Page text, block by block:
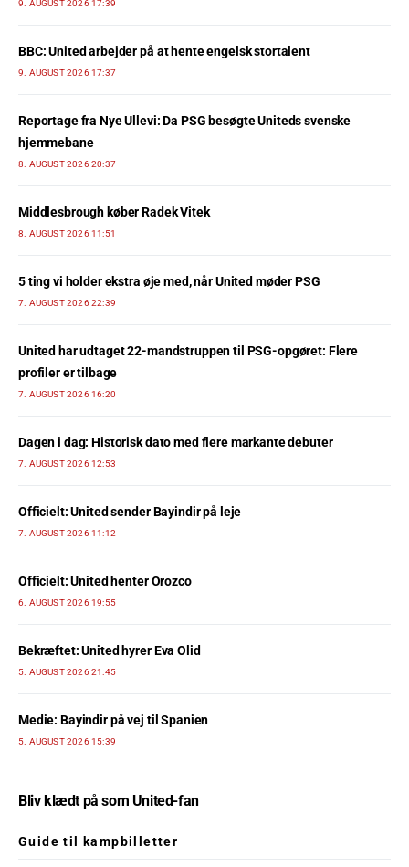
9. AUGUST 2026 17:39
BBC: United arbejder på at hente engelsk stortalent
9. AUGUST 2026 17:37
Reportage fra Nye Ullevi: Da PSG besøgte Uniteds svenske
hjemmebane
8. AUGUST 2026 20:37
Middlesbrough køber Radek Vitek
8. AUGUST 2026 11:51
5 ting vi holder ekstra øje med, når United møder PSG
7. AUGUST 2026 22:39
United har udtaget 22-mandstruppen til PSG-opgøret: Flere
profiler er tilbage
7. AUGUST 2026 16:20
Dagen i dag: Historisk dato med flere markante debuter
7. AUGUST 2026 12:53
Officielt: United sender Bayindir på leje
7. AUGUST 2026 11:12
Officielt: United henter Orozco
6. AUGUST 2026 19:55
Bekræftet: United hyrer Eva Olid
5. AUGUST 2026 21:45
Medie: Bayindir på vej til Spanien
5. AUGUST 2026 15:39
Bliv klædt på som United-fan
Guide til kampbilletter